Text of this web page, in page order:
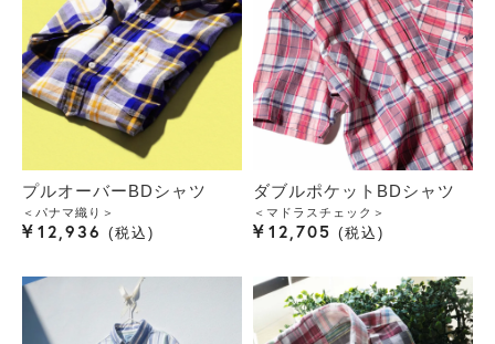
プルオーバーBDシャツ
＜パナマ織り＞
¥ 12,936 税込
ダブルポケットBDシャツ
＜マドラスチェック＞
¥ 12,705 税込